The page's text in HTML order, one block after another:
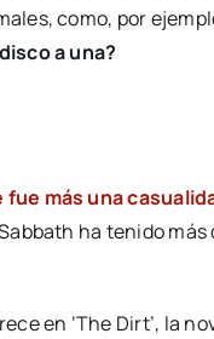
como, por
a una?
más una
ha tenido
en ‘The Dirt’, la